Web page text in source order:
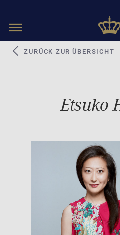
Toggle
Etsuko
ZURÜCK ZUR ÜBERSICHT